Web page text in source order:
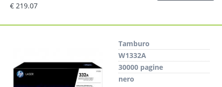
€ 219.07
Tamburo
W1332A
30000 pagine
nero